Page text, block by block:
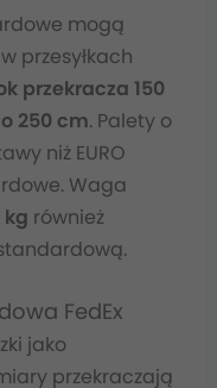
mogą
przesyłkach
przekracza 150
250 cm. Palety o
niż EURO
Waga
kg również
FedEx
jako
przekraczają